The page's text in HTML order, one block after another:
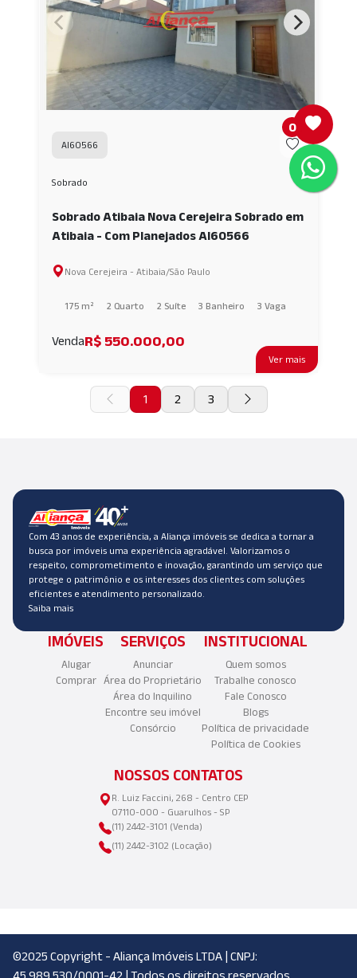
Ver mais
AI60566
Sobrado
Sobrado Atibaia Nova Cerejeira Sobrado em
Atibaia - Com Planejados AI60566
Nova Cerejeira - Atibaia/São Paulo
175 m² 2 Quarto 2 Suíte 3 Banheiro 3 Vaga
VendaR$ 550.000,00
1 2 3
Com 43 anos de experiência, a Aliança imóveis se dedica a tornar a
busca por imóveis uma experiência agradável. Valorizamos o
respeito, comprometimento e inovação, garantindo um serviço que
protege o patrimônio e os interesses dos clientes com soluções
eficientes e atendimento personalizado.
Saiba mais
IMÓVEIS
Alugar
Comprar
SERVIÇOS
Anunciar
Área do Proprietário
Área do Inquilino
Encontre seu imóvel
Consórcio
INSTITUCIONAL
Quem somos
Trabalhe conosco
Fale Conosco
Blogs
Política de privacidade
Política de Cookies
NOSSOS CONTATOS
R. Luiz Faccini, 268 - Centro CEP
07110-000 - Guarulhos - SP
(11) 2442-3101 (Venda)
(11) 2442-3102 (Locação)
©2025 Copyright - Aliança Imóveis LTDA | CNPJ:
45.989.530/0001-42 | Todos os direitos reservados
0